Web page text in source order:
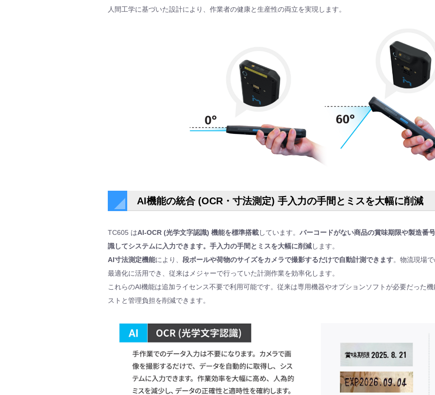
人間工学に基づいた設計により、作業者の健康と生産性の両立を実現します。
AI機能の統合 (OCR・寸法測定) 手入力の手間とミスを大幅に削減
TC605 はAI-OCR (光学文字認識) 機能を標準搭載しています。 バーコードがない商品の賞味期限や製造番
識してシステムに入力できます。手入力の手間とミスを大幅に削減します。
AI寸法測定機能により、 段ボールや荷物のサイズをカメラで撮影するだけで自動計測できます。物流現場
最適化に活用でき、従来はメジャーで行っていた計測作業を効率化します。
これらのAI機能は追加ライセンス不要で利用可能です。従来は専用機器やオプションソフトが必要だった
ストと管理負担を削減できます。